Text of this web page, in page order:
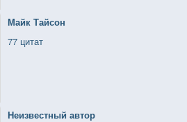
Майк Тайсон
77 цитат
Неизвестный автор